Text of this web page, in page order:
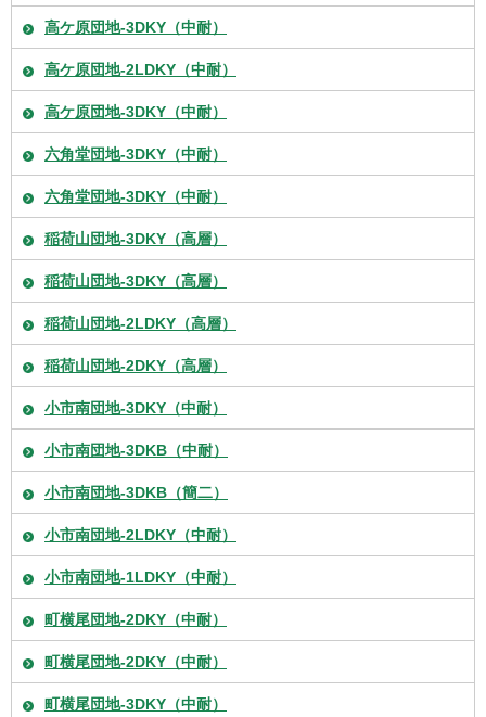
高ケ原団地-3DKY（中耐）
高ケ原団地-2LDKY（中耐）
高ケ原団地-3DKY（中耐）
六角堂団地-3DKY（中耐）
六角堂団地-3DKY（中耐）
稲荷山団地-3DKY（高層）
稲荷山団地-3DKY（高層）
稲荷山団地-2LDKY（高層）
稲荷山団地-2DKY（高層）
小市南団地-3DKY（中耐）
小市南団地-3DKB（中耐）
小市南団地-3DKB（簡二）
小市南団地-2LDKY（中耐）
小市南団地-1LDKY（中耐）
町横尾団地-2DKY（中耐）
町横尾団地-2DKY（中耐）
町横尾団地-3DKY（中耐）